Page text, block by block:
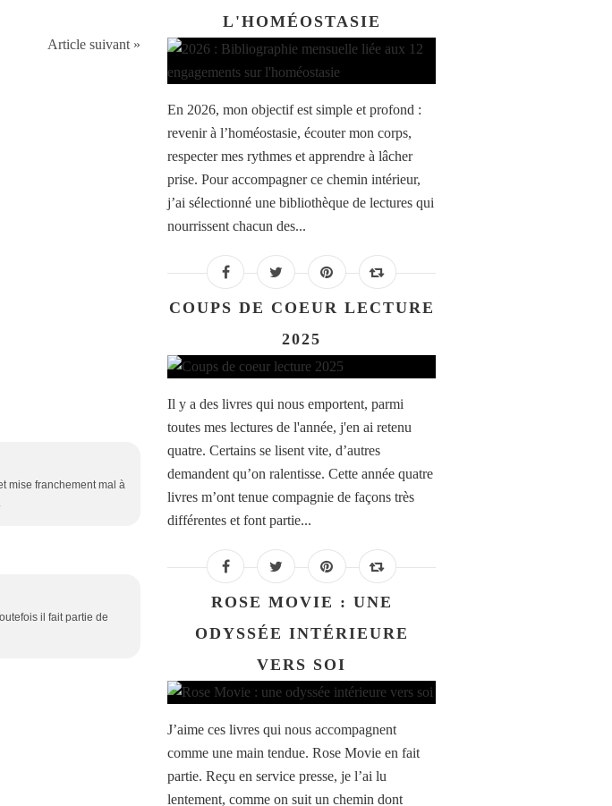
Article suivant »
mise franchement mal à
il fait partie de
L'HOMÉOSTASIE
En 2026, mon objectif est simple et profond :
revenir à l’homéostasie, écouter mon corps,
respecter mes rythmes et apprendre à lâcher
prise. Pour accompagner ce chemin intérieur,
j’ai sélectionné une bibliothèque de lectures qui
nourrissent chacun des...
COUPS DE COEUR LECTURE
2025
Il y a des livres qui nous emportent, parmi
toutes mes lectures de l'année, j'en ai retenu
quatre. Certains se lisent vite, d’autres
demandent qu’on ralentisse. Cette année quatre
livres m’ont tenue compagnie de façons très
différentes et font partie...
ROSE MOVIE : UNE
ODYSSÉE INTÉRIEURE
VERS SOI
J’aime ces livres qui nous accompagnent
comme une main tendue. Rose Movie en fait
partie. Reçu en service presse, je l’ai lu
lentement, comme on suit un chemin dont